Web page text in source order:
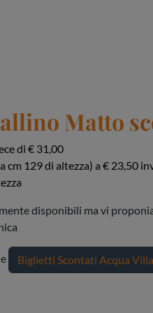
Matto
di € 31,00
129 di altezza) a € 23,50
disponibili ma vi
e Biglietti Scontati Acqua